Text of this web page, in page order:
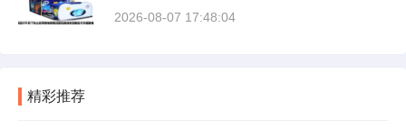
2026-08-07 17:48:04
精彩推荐